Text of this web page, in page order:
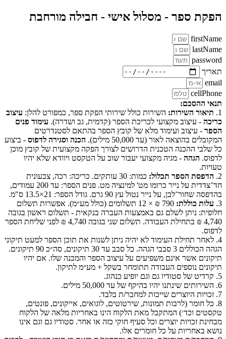
הפקת ספר - מסלול אישי - חבילה מורחבת
firstName
lastName
password
תאריך
email
cellPhone
תנאי ההסכם:
1. תיאור השירות: השירות כולל שירותי הפקת ספר, כמפורט להלן: עיצוב
כריכה - עיצוב מקצועי לכריכת הספר (קדמית, גב ושדרה). עימוד פנים
הספר - עיצוב ועימוד מלא של קובץ הספר בהתאם לסטנדרטים
המקובלים בהוצאה לאור (עד 50,000 מילים).
הכנה וסגירה לדפוס - ביצוע
כל שלבי ההכנה הטכנית הדרושים לצורך הפקה מקצועית של קובץ מוכן
לדפוס. הגהה - מגיה מקצועי יעבור שוב על הטקסט ויוודא שלא יהיו
טעויות.
2. הדפסת הספר תכלול:
כמות: 30 עותקים. כריכה: רכה, צבעונית
חד־צדדית על נייר כרומו מט' למינציה מט. פנים הספר: עד 200 עמודים,
בהדפסה שחור־לבן, על נייר נטול עץ 90 גרם. גודל הספר: 21×13.5 ס"מ.
3. עלות כוללת:
790 ₪ × 12 תשלומים (כולל מע״מ). אפשרות תשלום
חלופית: ניתן לשלם גם באמצעות העברה בנקאית - תשלום ראשון בגובה
4,740 ₪ בתחילת העבודה. תשלום שני בגובה 4,740 ₪ לפני שליחת הספר
לדפוס.
4. לאחר תחילת העימוד לא יהיה ניתן לשנות את תוכן הספר למעט תיקוני
הגהה הכוללים 3 סבבי הגהה. כל סבב עד 30 תיקונים, סה״כ 90 תיקונים.
תיקונים אשר אינם משפיעים על עיצוב הספר והמבנה שלו. אם יהיו
תיקונים נוספים העבודה תתומחר בשקל + מע״מ לתיקון.
5. קרדיט של סטודיו גם וגם יופיע כנהוג.
6. השירותים שינתנו יהיו בהיקף של עד 50,000 מילים.
7. זכויות היוצרים שייכות למחבר/ת בלבד.
8. כל חומר (לרבות תמונות, שירטוטים, לוגואים, אייקונים, פונטים,
טקסטים וכד׳) המתקבל מאת הלקוח הינו באחריות מלאה של הלקוח
מבחינת זכויות יוצרים וכל סעיף חוקי כזה או אחר. סטודיו גם וגם אינו
נושא באחריות על כל חומרים אלו.